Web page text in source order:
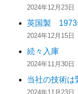
2024年12月23日
英国製
2024年12月15日
続々入庫
2024年11月30日
当社の技術は
2024年11月23日